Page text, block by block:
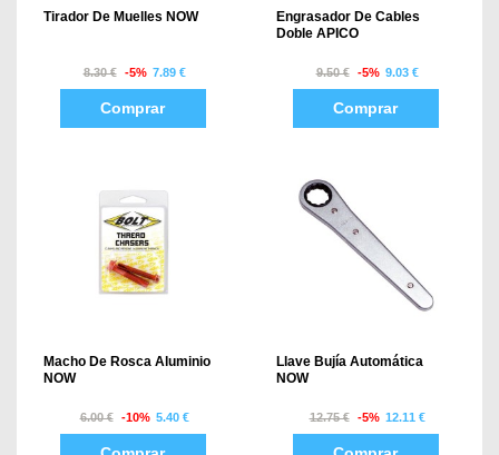
Tirador De Muelles NOW
8.30 € -5% 7.89 €
Comprar
Engrasador De Cables
Doble APICO
9.50 € -5% 9.03 €
Comprar
Macho De Rosca Aluminio
NOW
6.00 € -10% 5.40 €
Llave Bujía Automática
NOW
12.75 € -5% 12.11 €